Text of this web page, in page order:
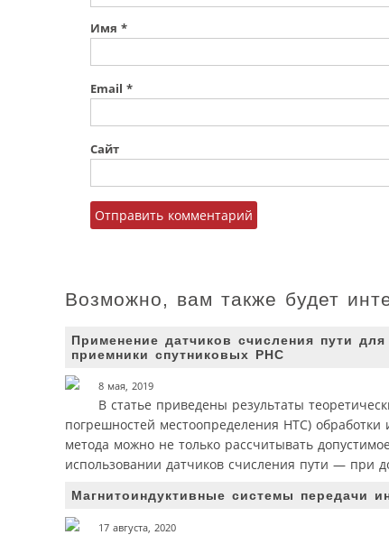
Имя *
Email *
Сайт
Возможно, вам также будет
Применение датчиков счисления пути
приемники спутниковых РНС
8 мая, 2019
В статье приведены результаты
погрешностей местоопределения НТС)
метода можно не только рассчитывать
использовании датчиков счисления пути — при
Магнитоиндуктивные системы передачи
17 августа, 2020